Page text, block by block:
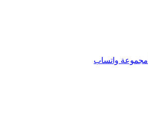
مجموعة واتساب